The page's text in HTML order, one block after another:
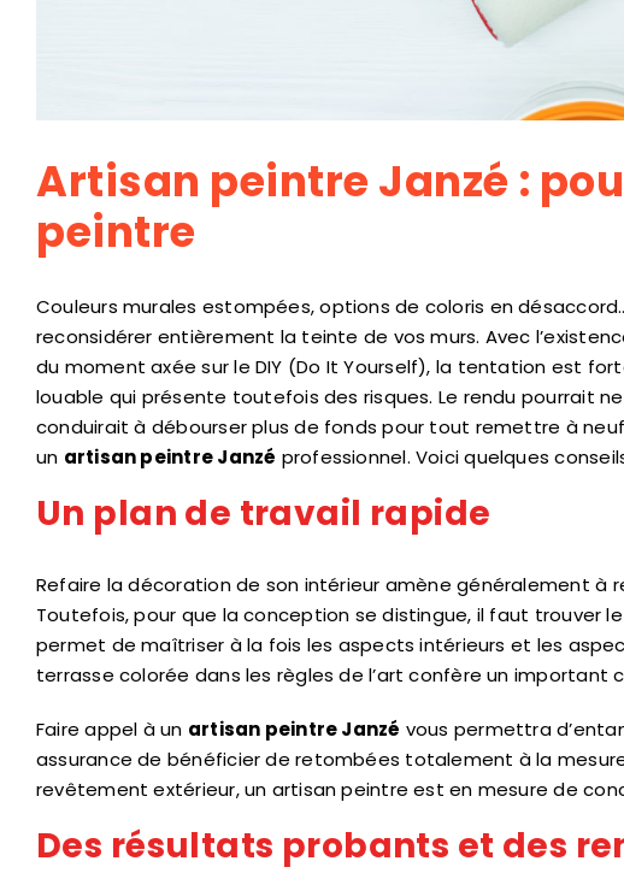
Artisan peintre Janzé :
peintre
Couleurs murales estompées, options de coloris en
reconsidérer entièrement la teinte de vos murs. Avec
du moment axée sur le DIY (Do It Yourself), la tentation est
louable qui présente toutefois des risques. Le rendu pourrait
conduirait à débourser plus de fonds pour tout remettre à
un artisan peintre Janzé professionnel. Voici quelques
Un plan de travail rapide
Refaire la décoration de son intérieur amène généralement à
Toutefois, pour que la conception se distingue, il faut trouver
permet de maîtriser à la fois les aspects intérieurs et les
terrasse colorée dans les règles de l’art confère un
Faire appel à un artisan peintre Janzé vous permettra
assurance de bénéficier de retombées totalement à la
revêtement extérieur, un artisan peintre est en mesure de
Des résultats probants et des